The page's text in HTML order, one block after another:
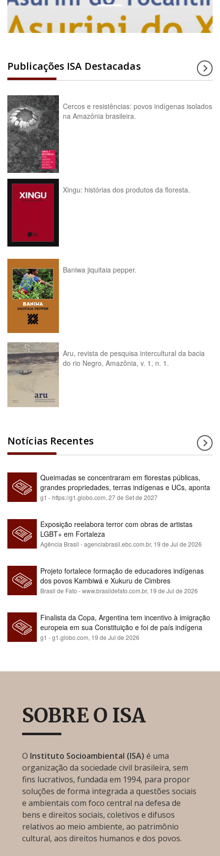
Publicações ISA Destacadas
Cercos e resistências: povos indígenas isolados
na Amazônia brasileira.
Xingu: histórias dos produtos da floresta.
Baniwa jiquitaia pepper.
Aru, revista de pesquisa intercultural da bacia
do rio Negro, Amazônia, v. 1, n. 1.
Notícias Recentes
Queimadas se concentraram em florestas públicas,
grandes propriedades, terras indígenas e UCs, aponta
relatório
g1 - https://g1.globo.com,27 de Set de 2027
Exposição reelabora terror com obras de artistas
LGBT+ em Fortaleza
Agência Brasil - agenciabrasil.ebc.com.br, 19 de Jul de 2026
Projeto fortalece formação de educadores indígenas
dos povos Kambiwá e Xukuru de Cimbres
Brasil de Fato - www.brasildefato.com.br, 19 de Jul de 2026
Finalista da Copa, Argentina tem incentivo à imigração
europeia em sua Constituição e foi de país indígena
para maioria branca
g1 - g1.globo.com, 19 de Jul de 2026
SOBRE O ISA
O Instituto Socioambiental (ISA) é uma
organização da sociedade civil brasileira, sem
fins lucrativos, fundada em 1994, para propor
soluções de forma integrada a questões sociais
e ambientais com foco central na defesa de
bens e direitos sociais, coletivos e difusos
relativos ao meio ambiente, ao patrimônio
cultural, aos direitos humanos e dos povos.